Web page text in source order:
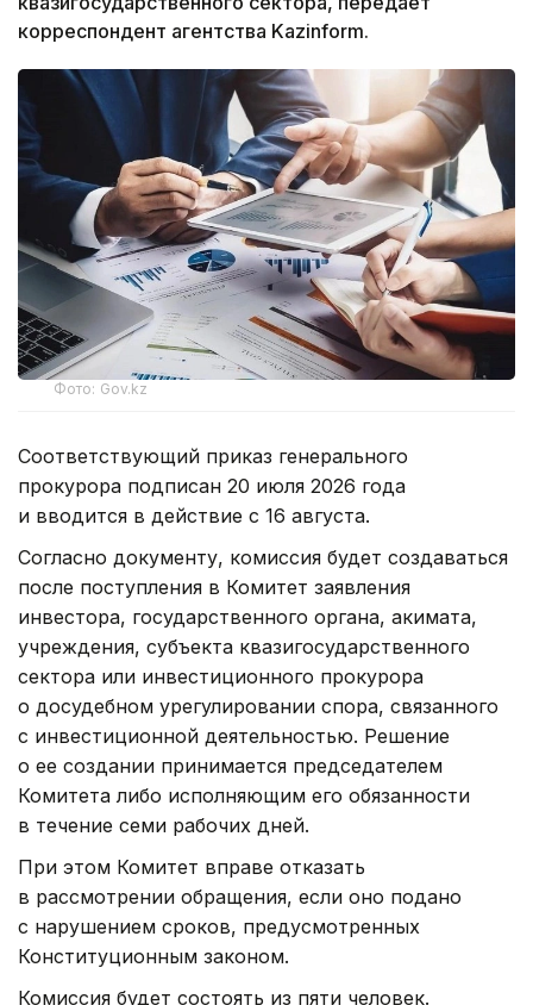
корреспондент агентства Kazinform.
Фото: Gov.kz
Соответствующий приказ генерального
прокурора подписан 20 июля 2026 года
и вводится в действие с 16 августа.
Согласно документу, комиссия будет создаваться
после поступления в Комитет заявления
инвестора, государственного органа, акимата,
учреждения, субъекта квазигосударственного
сектора или инвестиционного прокурора
о досудебном урегулировании спора, связанного
с инвестиционной деятельностью. Решение
о ее создании принимается председателем
Комитета либо исполняющим его обязанности
в течение семи рабочих дней.
При этом Комитет вправе отказать
в рассмотрении обращения, если оно подано
с нарушением сроков, предусмотренных
Конституционным законом.
Комиссия будет состоять из пяти человек.